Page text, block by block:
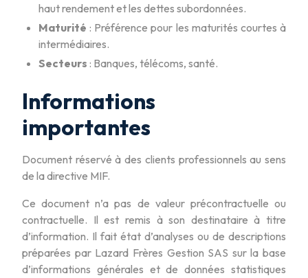
haut rendement et les dettes subordonnées.
Maturité : Préférence pour les maturités courtes à
intermédiaires.
Secteurs : Banques, télécoms, santé.
Informations
importantes
Document réservé à des clients professionnels au sens
de la directive MIF.
Ce document n’a pas de valeur précontractuelle ou
contractuelle. Il est remis à son destinataire à titre
d’information. Il fait état d’analyses ou de descriptions
préparées par Lazard Frères Gestion SAS sur la base
d’informations générales et de données statistiques